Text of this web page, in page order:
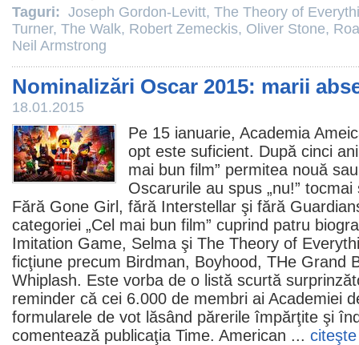
Taguri: Joseph Gordon-Levitt, The Theory of
Turner, The Walk, Robert Zemeckis, Oliver Stone,
Neil Armstrong
Nominalizări Oscar 2015: marii
18.01.2015
Pe 15 ianuarie, Academia
opt este suficient. După cinci
mai bun film” permitea nouă
Oscarurile au spus „nu!”
Fără Gone Girl , fără Interstellar şi fără
categoriei „Cel mai bun film” cuprind patru
Imitation Game, Selma şi The Theory of
ficţiune precum Birdman, Boyhood, THe Grand
Whiplash. Este vorba de o listă scurtă
reminder că cei 6.000 de membri ai Academiei
formularele de vot lăsând părerile împărţite şi
comentează publicaţia Time. American ... citeşte